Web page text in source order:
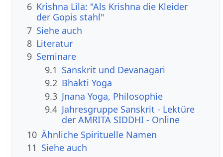
6 Krishna Lila: "Als Krishna die Kleider
der Gopis stahl"
7 Siehe auch
8 Literatur
9 Seminare
9.1 Sanskrit und Devanagari
9.2 Bhakti Yoga
9.3 Jnana Yoga, Philosophie
9.4 Jahresgruppe Sanskrit - Lektüre
der AMRITA SIDDHI - Online
10 Ähnliche Spirituelle Namen
11 Siehe auch